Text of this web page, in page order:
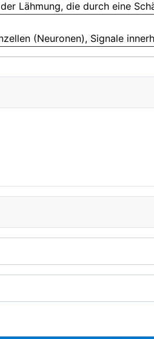
Lähmung, die durch eine
(Neuronen), Signale